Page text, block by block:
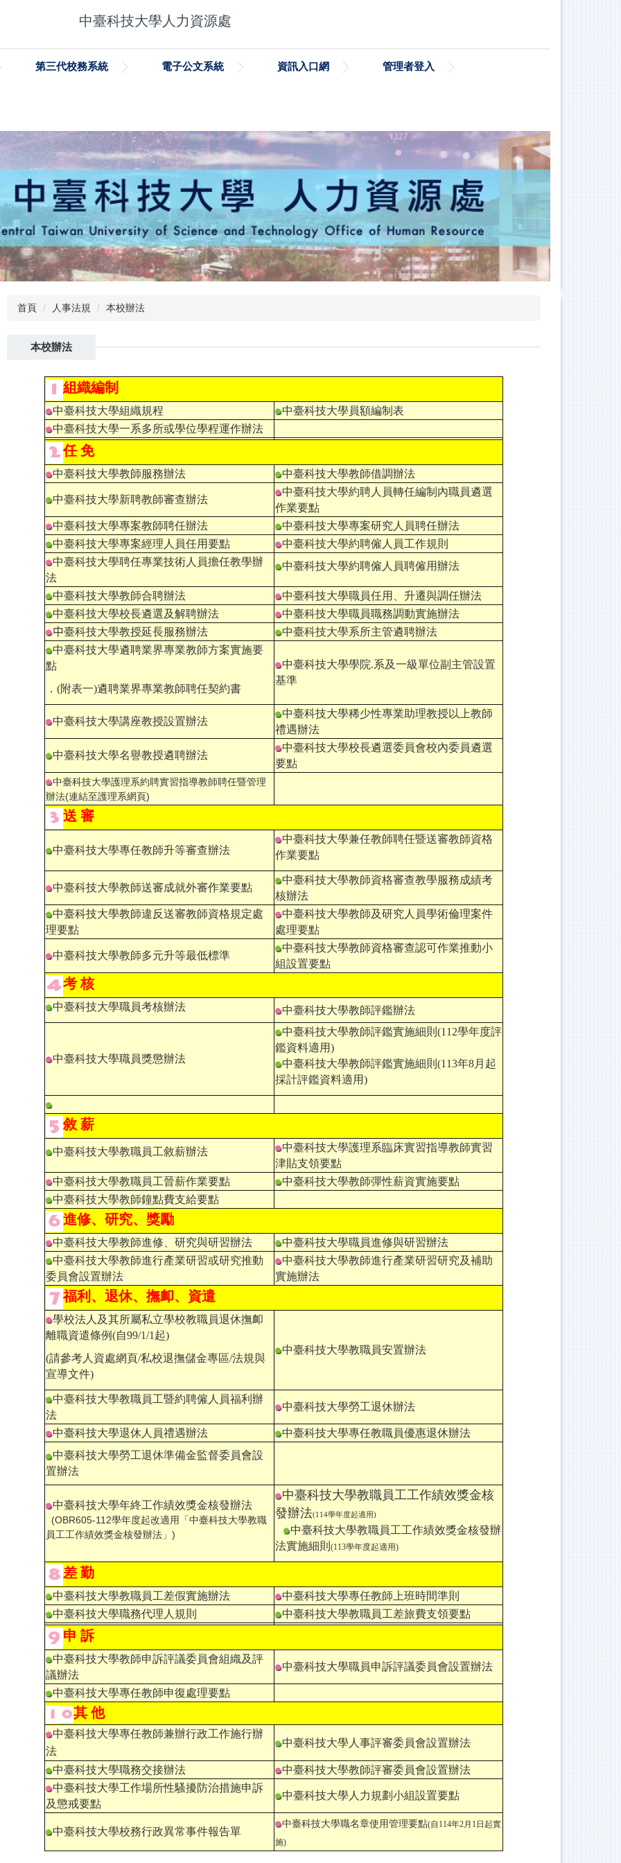
中臺科技大學人力資源處
第三代校務系統 電子公文系統 資訊入口網 管理者登入
首頁 人事法規 本校辦法
本校辦法
組織編制
中臺科技大學組織規程
中臺科技大學員額編制表
中臺科技大學一系多所或學位學程運作辦法
任 免
中臺科技大學教師服務辦法 中臺科技大學教師借調辦法
中臺科技大學新聘教師審查辦法
中臺科技大學約聘人員轉任編制內職員遴選
作業要點
中臺科技大學專案教師聘任辦法
中臺科技大學專案研究人員聘任辦法
中臺科技大學專案經理人員任用要點
中臺科技大學約聘僱人員工作規則
中臺科技大學聘任專業技術人員擔任教學辦
法
中臺科技大學約聘僱人員聘僱用辦法
中臺科技大學教師合聘辦法
中臺科技大學職員任用、升遷與調任辦法
中臺科技大學校長遴選及解聘辦法
中臺科技大學職員職務調動實施辦法
中臺科技大學教授延長服務辦法
中臺科技大學系所主管遴聘辦法
中臺科技大學遴聘業界專業教師方案實施要
點
．(附表一)遴聘業界專業教師聘任契約書
中臺科技大學學院.系及一級單位副主管設置
基準
中臺科技大學講座教授設置辦法
中臺科技大學稀少性專業助理教授以上教師
禮遇辦法
中臺科技大學名譽教授遴聘辦法
中臺科技大學校長遴選委員會校內委員遴選
要點
中臺科技大學護理系約聘實習指導教師聘任暨管理
辦法(連結至護理系網頁)
送 審
中臺科技大學專任教師升等審查辦法
中臺科技大學兼任教師聘任暨送審教師資格
作業要點
中臺科技大學教師送審成就外審作業要點
中臺科技大學教師資格審查教學服務成績考
核辦法
中臺科技大學教師違反送審教師資格規定處
理要點
中臺科技大學教師及研究人員學術倫理案件
處理要點
中臺科技大學教師多元升等最低標準
中臺科技大學教師資格審查認可作業推動小
組設置要點
考 核
中臺科技大學職員考核辦法 中臺科技大學教師評鑑辦法
中臺科技大學職員獎懲辦法
中臺科技大學教師評鑑實施細則 (112學年度評
鑑資料適用)
中臺科技大學教師評鑑實施細則 (113年8月起
採計評鑑資料適用)
敘 薪
中臺科技大學教職員工敘薪辦法
中臺科技大學護理系臨床實習指導教師實習
津貼支領要點
中臺科技大學教職員工晉薪作業要點
中臺科技大學教師彈性薪資實施要點
中臺科技大學教師鐘點費支給要點
進修、研究、獎勵
中臺科技大學教師進修、研究與研習辦法
中臺科技大學職員進修與研習辦法
中臺科技大學教師進行產業研習或研究推動
委員會設置辦法
中臺科技大學教師進行產業研習研究及補助
實施辦法
福利、退休、撫卹、資遣
學校法人及其所屬私立學校教職員退休撫卹
離職資遣條例(自99/1/1起)
(請參考人資處網頁/私校退撫儲金專區/法規與
宣導文件)
中臺科技大學教職員安置辦法
中臺科技大學教職員工暨約聘僱人員福利辦
法
中臺科技大學勞工退休辦法
中臺科技大學退休人員禮遇辦法
中臺科技大學專任教職員優惠退休辦法
中臺科技大學勞工退休準備金監督委員會設
置辦法
中臺科技大學年終工作績效獎金核發辦法
(OBR605-112學年度起改適用「中臺科技大學教職
員工工作績效獎金核發辦法」)
中臺科技大學教職員工工作績效獎金核
發辦法(114學年度起適用)
中臺科技大學教職員工工作績效獎金核發辦
法實施細則 (113學年度起適用)
差 勤
中臺科技大學教職員工差假實施辦法
中臺科技大學專任教師上班時間準則
中臺科技大學職務代理人規則
中臺科技大學教職員工差旅費支領要點
申 訴
中臺科技大學教師申訴評議委員會組織及評
議辦法
中臺科技大學職員申訴評議委員會設置辦法
中臺科技大學專任教師申復處理要點
其 他
中臺科技大學專任教師兼辦行政工作施行辦
法
中臺科技大學人事評審委員會設置辦法
中臺科技大學職務交接辦法
中臺科技大學教師評審委員會設置辦法
中臺科技大學工作場所性騷擾防治措施申訴
及懲戒要點
中臺科技大學人力規劃小組設置要點
中臺科技大學校務行政異常事件報告單
中臺科技大學職名章使用管理要點(自114年2月1日起實
施)